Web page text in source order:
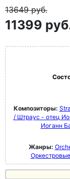
13649руб.
11399
Композиторы:
/ Штраус - отец
Иоганн
Жанры: